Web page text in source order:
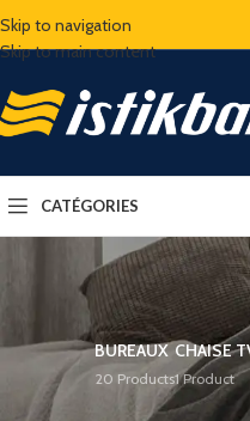
Skip to navigation
Skip to main content
CATÉGORIES
BUREAUX
20 Products
CHAISE
1 Product